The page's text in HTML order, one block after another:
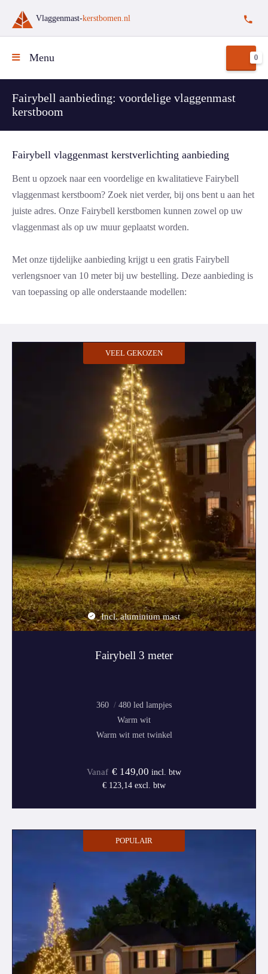
Vlaggenmast-kerstbomen.nl
Menu 0
Fairybell aanbieding: voordelige vlaggenmast
kerstboom
Fairybell vlaggenmast kerstverlichting aanbieding
Bent u opzoek naar een voordelige en kwalitatieve Fairybell
vlaggenmast kerstboom? Zoek niet verder, bij ons bent u aan het
juiste adres. Onze Fairybell kerstbomen kunnen zowel op uw
vlaggenmast als op uw muur geplaatst worden.
Met onze tijdelijke aanbieding krijgt u een gratis Fairybell
verlengsnoer van 10 meter bij uw bestelling. Deze aanbieding is
van toepassing op alle onderstaande modellen:
VEEL GEKOZEN
Incl. aluminium mast
Fairybell 3 meter
360
480
Warm wit
Warm wit met twinkel
€ 149,00 incl. btw
€ 123,14 excl. btw
POPULAIR